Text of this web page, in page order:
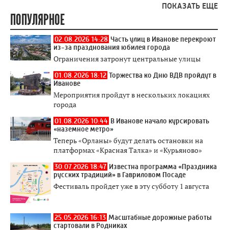
ПОКАЗАТЬ ЕЩЕ
ПОПУЛЯРНОЕ
02.08.2026 14:28 Часть улиц в Иванове перекроют
из-за празднования юбилея города
Ограничения затронут центральные улицы
01.08.2026 18:12 Торжества ко Дню ВДВ пройдут в
Иванове
Мероприятия пройдут в нескольких локациях
города
01.08.2026 10:44 В Иванове начало курсировать
«наземное метро»
Теперь «Орланы» будут делать остановки на
платформах «Красная Талка» и «Курьяново»
30.07.2026 18:47 Известна программа «Праздника
русских традиций» в Гавриловом Посаде
Фестиваль пройдет уже в эту субботу 1 августа
25.05.2026 16:13 Масштабные дорожные работы
стартовали в Родниках